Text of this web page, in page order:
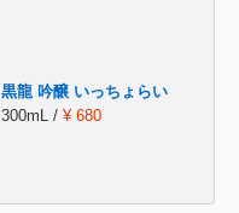
黒龍 吟醸 いっちょらい
300mL / ¥ 680